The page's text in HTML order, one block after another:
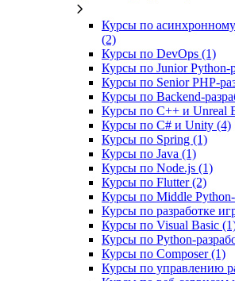
Курсы по
(2)
Курсы по DevOps (1)
Курсы по Junior Python-
Курсы по Senior PHP-
Курсы по
Курсы по C++ и Unreal
Курсы по C# и Unity (4)
Курсы по Spring (1)
Курсы по Java (1)
Курсы по Node.js (1)
Курсы по Flutter (2)
Курсы по Middle Python-
Курсы по разработке
Курсы по Visual Basic
Курсы по Python-
Курсы по Composer (1)
Курсы по управлению